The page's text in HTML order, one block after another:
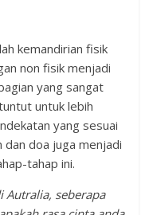
kemandirian fisik
non fisik menjadi
yang sangat
untuk lebih
yang sesuai
dan doa juga menjadi
tahap ini.
Autralia, seberapa